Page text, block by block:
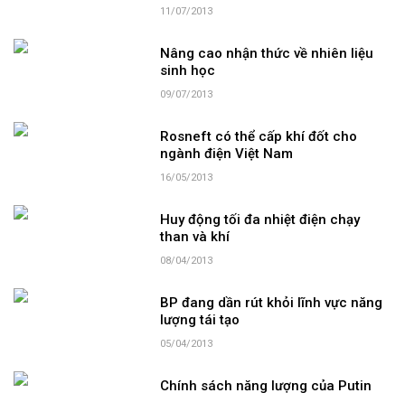
11/07/2013
Nâng cao nhận thức về nhiên liệu
sinh học
09/07/2013
Rosneft có thể cấp khí đốt cho
ngành điện Việt Nam
16/05/2013
Huy động tối đa nhiệt điện chạy
than và khí
08/04/2013
BP đang dần rút khỏi lĩnh vực năng
lượng tái tạo
05/04/2013
Chính sách năng lượng của Putin